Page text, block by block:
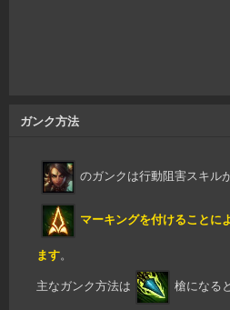
ガンク方法
のガンクは行動阻害スキル
マーキングを付けることに
ます。
主なガンク方法は
槍になる